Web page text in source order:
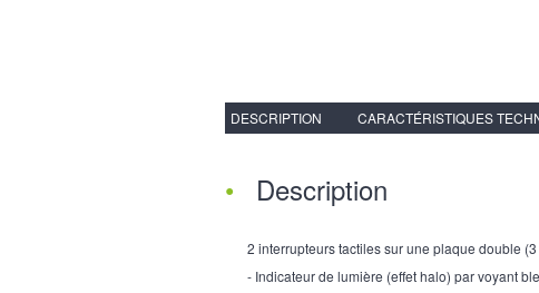
DESCRIPTION CARACTÉRISTIQUES
Description
2 interrupteurs tactiles sur une plaque double
- Indicateur de lumière (effet halo) par voyant